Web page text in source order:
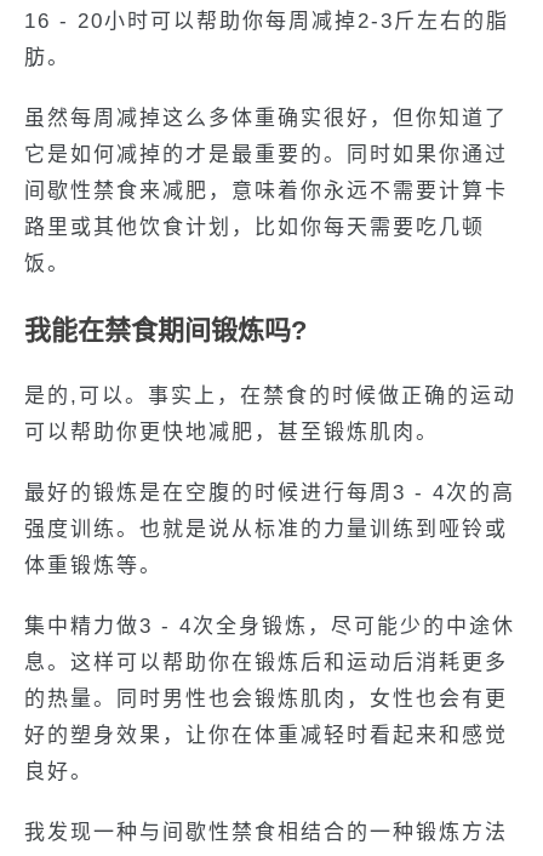
16 - 20小时可以帮助你每周减掉2-3斤左右的脂
肪。
虽然每周减掉这么多体重确实很好，但你知道了
它是如何减掉的才是最重要的。同时如果你通过
间歇性禁食来减肥，意味着你永远不需要计算卡
路里或其他饮食计划，比如你每天需要吃几顿
饭。
我能在禁食期间锻炼吗?
是的,可以。事实上，在禁食的时候做正确的运动
可以帮助你更快地减肥，甚至锻炼肌肉。
最好的锻炼是在空腹的时候进行每周3 - 4次的高
强度训练。也就是说从标准的力量训练到哑铃或
体重锻炼等。
集中精力做3 - 4次全身锻炼，尽可能少的中途休
息。这样可以帮助你在锻炼后和运动后消耗更多
的热量。同时男性也会锻炼肌肉，女性也会有更
好的塑身效果，让你在体重减轻时看起来和感觉
良好。
我发现一种与间歇性禁食相结合的一种锻炼方法